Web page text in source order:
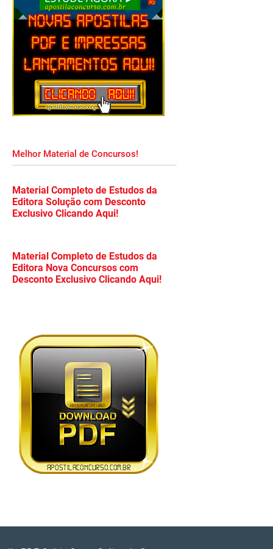
Melhor Material de Concursos!
Material Completo de Estudos da
Editora Solução com Desconto
Exclusivo Clicando Aqui!
Material Completo de Estudos da
Editora Nova Concursos com
Desconto Exclusivo Clicando Aqui!